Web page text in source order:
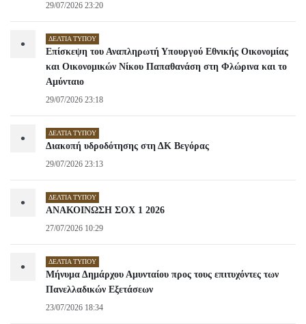
29/07/2026 23:20
• ΔΕΛΤΊΑ ΤΎΠΟΥ
Επίσκεψη του Αναπληρωτή Υπουργού Εθνικής Οικονομίας
και Οικονομικών Νίκου Παπαθανάση στη Φλώρινα και το
Αμύνταιο
29/07/2026 23:18
• ΔΕΛΤΊΑ ΤΎΠΟΥ
Διακοπή υδροδότησης στη ΔΚ Βεγόρας
29/07/2026 23:13
• ΔΕΛΤΊΑ ΤΎΠΟΥ
ΑΝΑΚΟΙΝΩΣΗ ΣΟΧ 1 2026
27/07/2026 10:29
• ΔΕΛΤΊΑ ΤΎΠΟΥ
Μήνυμα Δημάρχου Αμυνταίου προς τους επιτυχόντες των
Πανελλαδικών Εξετάσεων
23/07/2026 18:34